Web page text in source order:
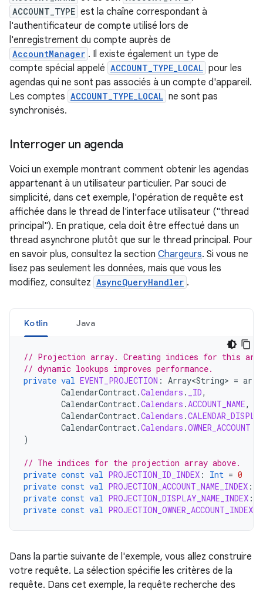
ACCOUNT_TYPE est la chaîne correspondant à
l'authentificateur de compte utilisé lors de
l'enregistrement du compte auprès de
AccountManager . Il existe également un type de
compte spécial appelé ACCOUNT_TYPE_LOCAL pour les
agendas qui ne sont pas associés à un compte d'appareil.
Les comptes ACCOUNT_TYPE_LOCAL ne sont pas
synchronisés.
Interroger un agenda
Voici un exemple montrant comment obtenir les agendas
appartenant à un utilisateur particulier. Par souci de
simplicité, dans cet exemple, l'opération de requête est
affichée dans le thread de l'interface utilisateur ("thread
principal"). En pratique, cela doit être effectué dans un
thread asynchrone plutôt que sur le thread principal. Pour
en savoir plus, consultez la section Chargeurs. Si vous ne
lisez pas seulement les données, mais que vous les
modifiez, consultez AsyncQueryHandler .
Kotlin Java
// Projection array. Creating indices for this
// dynamic lookups improves performance.
private val EVENT_PROJECTION : Array<String> =
CalendarContract.Calendars . _ID,
CalendarContract.Calendars .ACCOUNT_NAME,
CalendarContract.Calendars .
CalendarContract.Calendars .OWNER_ACCOUNT
)
// The indices for the projection array above.
private const val PROJECTION_ID_INDEX : Int = 0
private const val PROJECTION_ACCOUNT_NAME_INDEX :
private const val PROJECTION_DISPLAY_NAME_INDEX :
private const val PROJECTION_OWNER_ACCOUNT_INDEX
Dans la partie suivante de l'exemple, vous allez construire
votre requête. La sélection spécifie les critères de la
requête. Dans cet exemple, la requête recherche des